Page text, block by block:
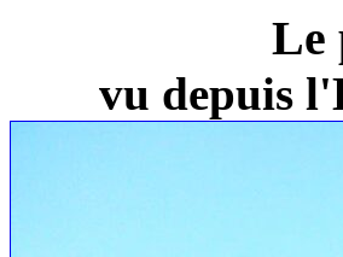
Le
vu depuis